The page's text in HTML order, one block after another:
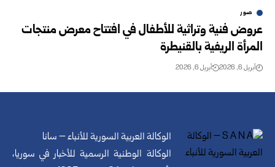
صور
عروض فنية وتراثية للأطفال في افتتاح معرض منتجات
المرأة الريفية بالقنيطرة
أبريل 6, 2026 أبريل 6, 2026
الوكالة العربية السورية للأنباء – سانا
الوكالة الوطنية الرسمية للأخبار في سوريا،